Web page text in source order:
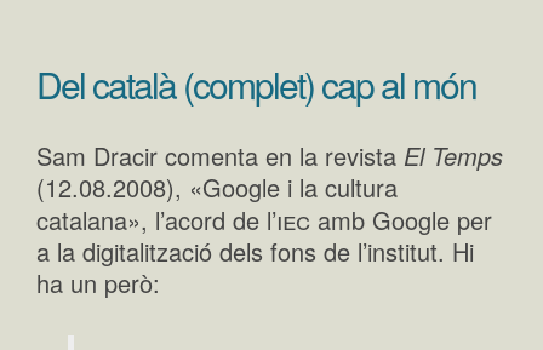
Del català (complet) cap al món
Sam Dracir comenta en la revista El Temps
(12.08.2008), «Google i la cultura
catalana», l’acord de l’iec amb Google per
a la digitalització dels fons de l’institut. Hi
ha un però: